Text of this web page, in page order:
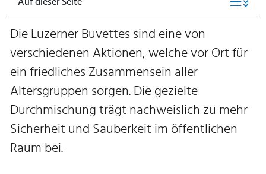
Die Luzerner Buvettes sind eine von
verschiedenen Aktionen, welche vor Ort für
ein friedliches Zusammensein aller
Altersgruppen sorgen. Die gezielte
Durchmischung trägt nachweislich zu mehr
Sicherheit und Sauberkeit im öffentlichen
Raum bei.